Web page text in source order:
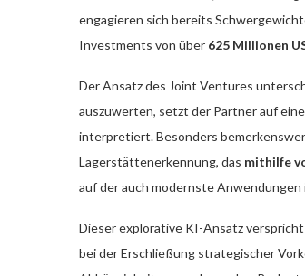
engagieren sich bereits
Investments von über 625 Millionen
Der Ansatz des Joint Ventures
auszuwerten, setzt der Partner auf
interpretiert. Besonders
Lagerstättenerkennung, das mithilfe
auf der auch modernste
Dieser explorative KI-Ansatz
bei der Erschließung strategischer